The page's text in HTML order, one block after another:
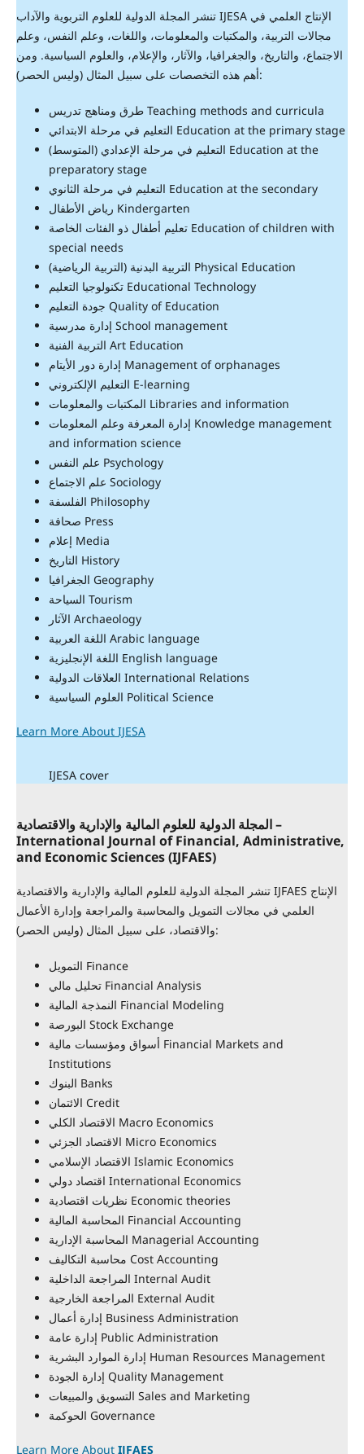
تنشر المجلة الدولية للعلوم التربوية والآداب IJESA الإنتاج العلمي في
مجالات التربية، والمكتبات والمعلومات، واللغات، وعلم النفس، وعلم
الاجتماع، والتاريخ، والجغرافيا، والآثار، والإعلام، والعلوم السياسية. ومن
أهم هذه التخصصات على سبيل المثال (وليس الحصر):
طرق ومناهج تدريس Teaching methods and curricula
التعليم في مرحلة الابتدائي Education at the primary stage
التعليم في مرحلة الإعدادي (المتوسط) Education at the
preparatory stage
التعليم في مرحلة الثانوي Education at the secondary
رياض الأطفال Kindergarten
تعليم أطفال ذو الفئات الخاصة Education of children with
special needs
التربية البدنية (التربية الرياضية) Physical Education
تكنولوجيا التعليم Educational Technology
جودة التعليم Quality of Education
إدارة مدرسية School management
التربية الفنية Art Education
إدارة دور الأيتام Management of orphanages
التعليم الإلكتروني E-learning
المكتبات والمعلومات Libraries and information
إدارة المعرفة وعلم المعلومات Knowledge management
and information science
علم النفس Psychology
علم الاجتماع Sociology
الفلسفة Philosophy
صحافة Press
إعلام Media
التاريخ History
الجغرافيا Geography
السياحة Tourism
الآثار Archaeology
اللغة العربية Arabic language
اللغة الإنجليزية English language
العلاقات الدولية International Relations
العلوم السياسية Political Science
Learn More About IJESA
IJESA cover
المجلة الدولية للعلوم المالية والإدارية والاقتصادية
–
International Journal ofFinancial, Administrative,
and Economic Sciences(IJFAES)
تنشر المجلة الدولية للعلوم المالية والإدارية والاقتصادية IJFAES الإنتاج
العلمي في مجالات التمويل والمحاسبة والمراجعة وإدارة الأعمال
والاقتصاد، على سبيل المثال (وليس الحصر):
التمويل Finance
تحليل مالي Financial Analysis
النمذجة المالية Financial Modeling
البورصة Stock Exchange
أسواق ومؤسسات مالية Financial Markets and
Institutions
البنوك Banks
الائتمان Credit
الاقتصاد الكلي Macro Economics
الاقتصاد الجزئي Micro Economics
الاقتصاد الإسلامي Islamic Economics
اقتصاد دولي International Economics
نظريات اقتصادية Economic theories
المحاسبة المالية Financial Accounting
المحاسبة الإدارية Managerial Accounting
محاسبة التكاليف Cost Accounting
المراجعة الداخلية Internal Audit
المراجعة الخارجية External Audit
إدارة أعمال Business Administration
إدارة عامة Public Administration
إدارة الموارد البشرية Human Resources Management
إدارة الجودة Quality Management
التسويق والمبيعات Sales and Marketing
الحوكمة Governance
Learn More About IJFAES